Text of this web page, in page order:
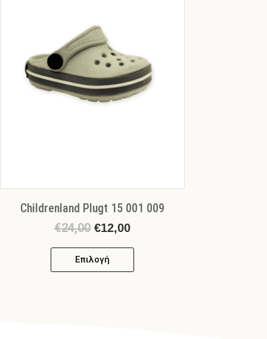
Childrenland Plugt 15 001 009
€24,00 €12,00
Επιλογή
μπορούν
να
επιλεγούν